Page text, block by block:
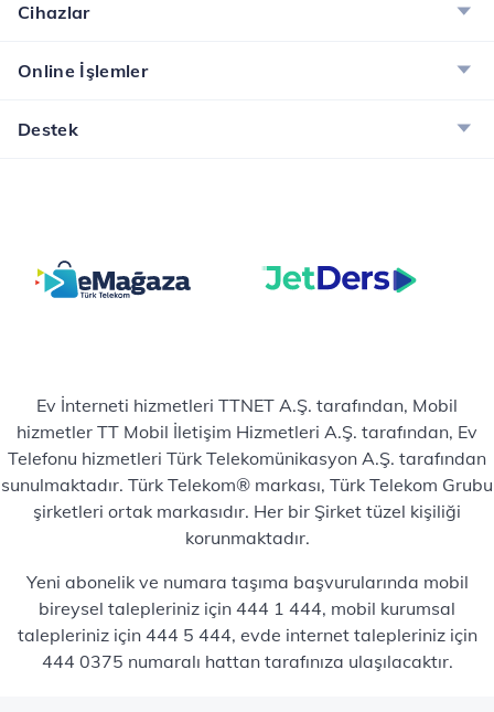
Cihazlar
Online İşlemler
Destek
Ev İnterneti hizmetleri TTNET A.Ş. tarafından, Mobil
hizmetler TT Mobil İletişim Hizmetleri A.Ş. tarafından, Ev
Telefonu hizmetleri Türk Telekomünikasyon A.Ş. tarafından
sunulmaktadır. Türk Telekom® markası, Türk Telekom Grubu
şirketleri ortak markasıdır. Her bir Şirket tüzel kişiliği
korunmaktadır.
Yeni abonelik ve numara taşıma başvurularında mobil
bireysel talepleriniz için 444 1 444, mobil kurumsal
talepleriniz için 444 5 444, evde internet talepleriniz için
444 0375 numaralı hattan tarafınıza ulaşılacaktır.